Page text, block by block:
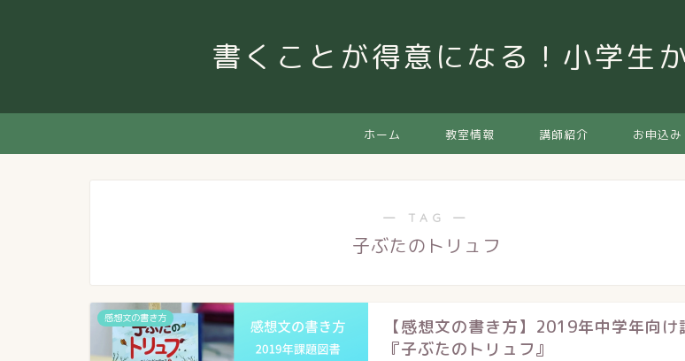
書くことが得意になる！小学生
ホーム 教室情報 講師紹介 お申込
― TAG ―
子ぶたのトリュフ
感想文の書き方
【感想文の書き方】2019年中学年向け
『子ぶたのトリュフ』